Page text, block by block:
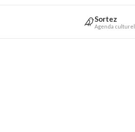
Sortez
Agenda culturel